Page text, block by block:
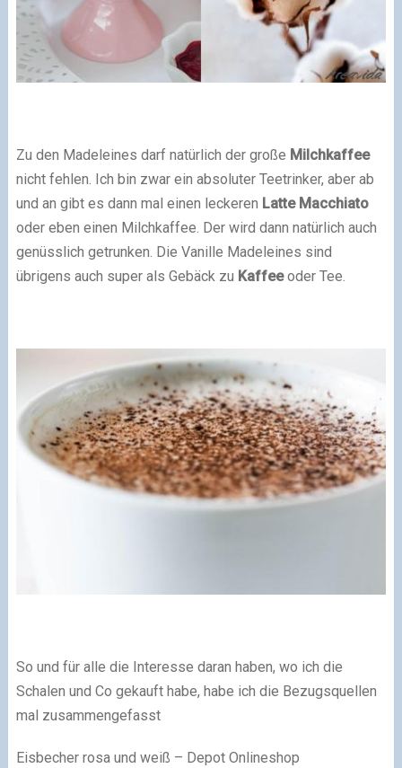
Zu den Madeleines darf natürlich der große Milchkaffee
nicht fehlen. Ich bin zwar ein absoluter Teetrinker, aber ab
und an gibt es dann mal einen leckeren Latte Macchiato
oder eben einen Milchkaffee. Der wird dann natürlich auch
genüsslich getrunken. Die Vanille Madeleines sind
übrigens auch super als Gebäck zu Kaffeeoder Tee.
So und für alle die Interesse daran haben, wo ich die
Schalen und Co gekauft habe, habe ich die Bezugsquellen
mal zusammengefasst
Eisbecher rosa und weiß – Depot Onlineshop